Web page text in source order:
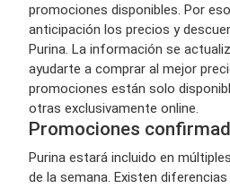
promociones disponibles. Por
anticipación los precios y
Purina. La información se
ayudarte a comprar al mejor
promociones están solo
otras exclusivamente online.
Promociones
Purina estará incluido en
de la semana. Existen